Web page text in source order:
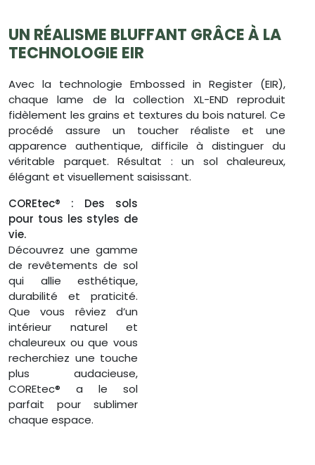
UN RÉALISME BLUFFANT GRÂCE À LA
TECHNOLOGIE EIR
Avec la technologie Embossed in Register (EIR),
chaque lame de la collection XL-END reproduit
fidèlement les grains et textures du bois naturel. Ce
procédé assure un toucher réaliste et une
apparence authentique, difficile à distinguer du
véritable parquet. Résultat : un sol chaleureux,
élégant et visuellement saisissant.
COREtec® : Des sols
pour tous les styles de
vie.
Découvrez une gamme
de revêtements de sol
qui allie esthétique,
durabilité et praticité.
Que vous rêviez d’un
intérieur naturel et
chaleureux ou que vous
recherchiez une touche
plus audacieuse,
COREtec® a le sol
parfait pour sublimer
chaque espace.